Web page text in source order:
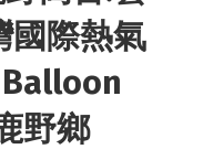
國際熱氣
野鄉